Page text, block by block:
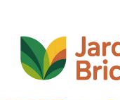
contenu